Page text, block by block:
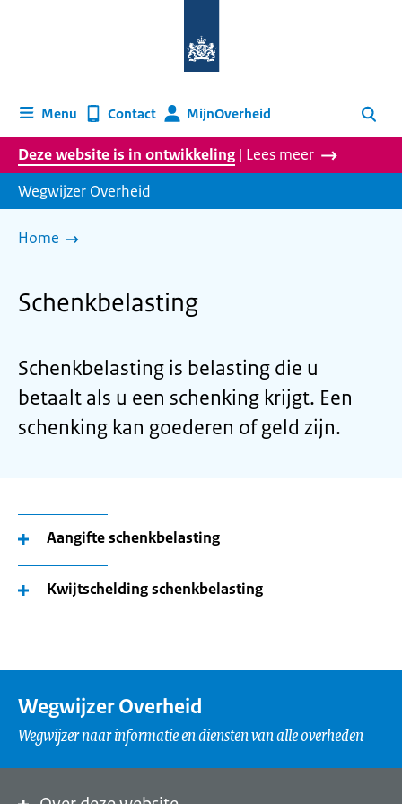
homepage
Menu Contact MijnOverheid Zoeken
Deze website is in ontwikkeling | Lees meer
Wegwijzer Overheid
Home
Schenkbelasting
Schenkbelasting is belasting die u
betaalt als u een schenking krijgt. Een
schenking kan goederen of geld zijn.
Aangifte schenkbelasting
Kwijtschelding schenkbelasting
Wegwijzer Overheid
Wegwijzer naar informatie en diensten van alle overheden